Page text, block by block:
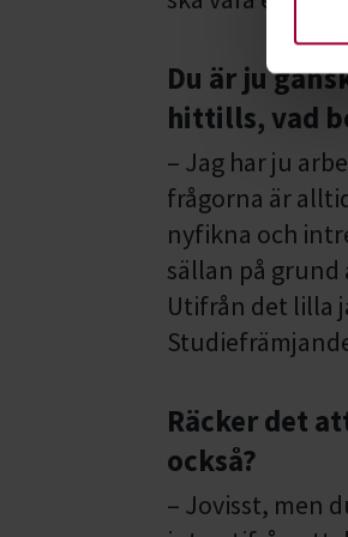
Du är ju
hittills, vad
– Jag har ju
frågorna är
nyfikna och
sällan på
Utifrån det lilla
Räcker det
också?
– Jovisst, men